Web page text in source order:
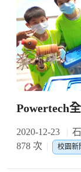
Powertech
2020-12-23
878 次
校園新